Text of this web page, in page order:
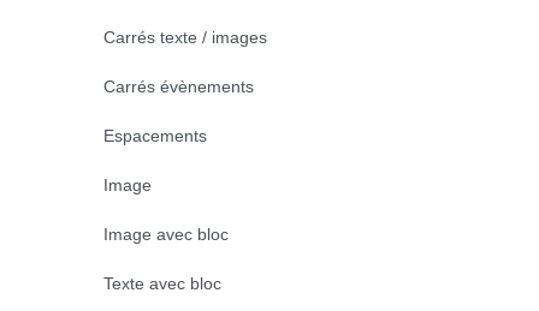
Carrés texte / images
Carrés évènements
Espacements
Image
Image avec bloc
Texte avec bloc